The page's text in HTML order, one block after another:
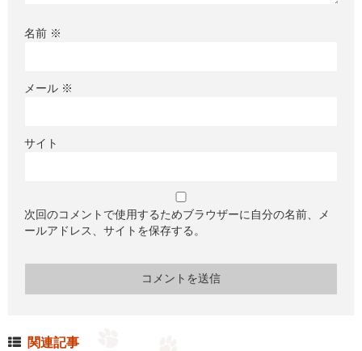
名前 ※
メール ※
サイト
次回のコメントで使用するためブラウザーに自分の名前、メ
ールアドレス、サイトを保存する。
関連記事